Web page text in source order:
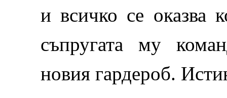
и всичко се оказва
съпругата му
новия гардероб.